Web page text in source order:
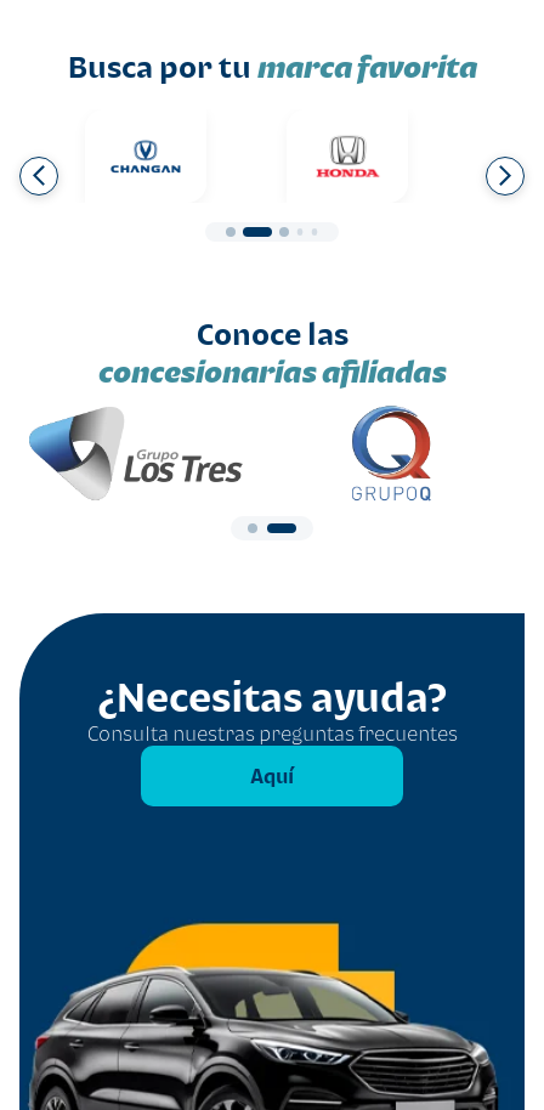
Busca por tu marca favorita
Conoce las
concesionarias afiliadas
¿Necesitas ayuda?
Consulta nuestras preguntas frecuentes
Aquí